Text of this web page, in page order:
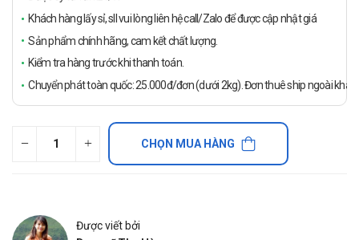
Khách hàng lấy sỉ, sll vui lòng liên hệ call/Zalo để được cập nhật giá
Sản phẩm chính hãng, cam kết chất lượng.
Kiểm tra hàng trước khi thanh toán.
Chuyển phát toàn quốc: 25.000đ/đơn (dưới 2kg). Đơn thuê ship ngoài
CHỌN MUA HÀNG
Được viết bởi